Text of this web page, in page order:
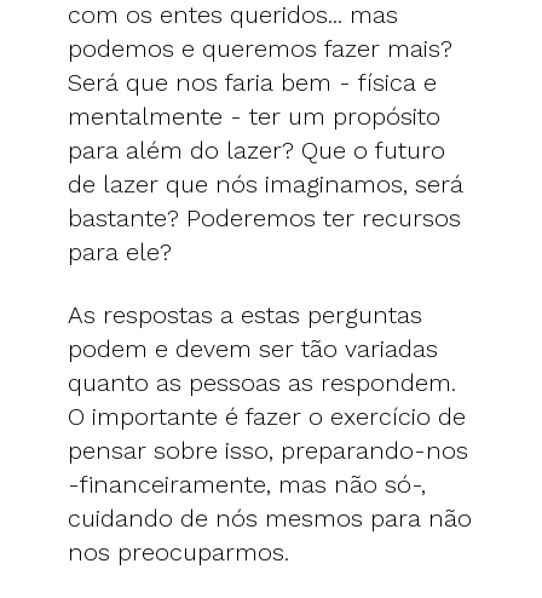
com os entes queridos... mas
podemos e queremos fazer mais?
Será que nos faria bem - física e
mentalmente - ter um propósito
para além do lazer? Que o futuro
de lazer que nós imaginamos, será
bastante? Poderemos ter recursos
para ele?
As respostas a estas perguntas
podem e devem ser tão variadas
quanto as pessoas as respondem.
O importante é fazer o exercício de
pensar sobre isso, preparando-nos
-financeiramente, mas não só-,
cuidando de nós mesmos para não
nos preocuparmos.